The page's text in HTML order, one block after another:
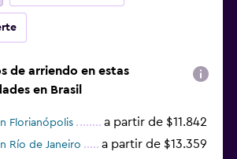
de arriendo en estas
en Brasil
Florianópolis a partir de $11.842
Río de Janeiro a partir de $13.359